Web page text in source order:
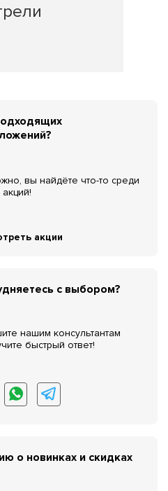
вы найдёте что-то среди
акции
с выбором?
нашим консультантам
быстрый ответ!
о новинках и скидках